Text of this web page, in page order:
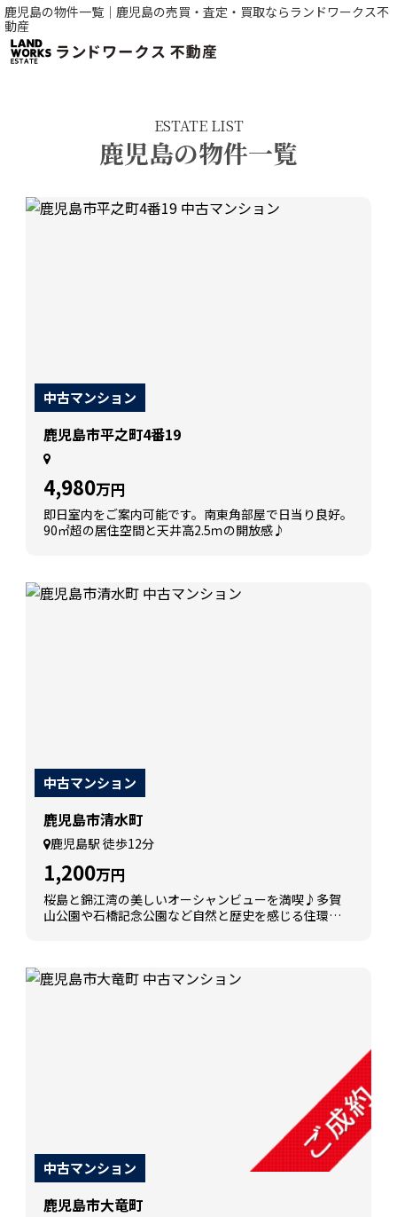
鹿児島の物件一覧｜鹿児島の売買・査定・買取ならランドワークス不
動産
ESTATE LIST
鹿児島の物件一覧
中古マンション
鹿児島市平之町4番19
4,980万円
即日室内をご案内可能です。南東角部屋で日当り良好。
90㎡超の居住空間と天井高2.5ｍの開放感♪
中古マンション
鹿児島市清水町
鹿児島駅 徒歩12分
1,200万円
桜島と錦江湾の美しいオーシャンビューを満喫♪多賀
山公園や石橋記念公園など自然と歴史を感じる住環
中古マンション
鹿児島市大竜町